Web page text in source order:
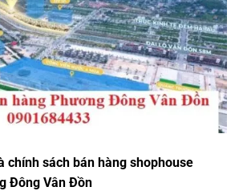
chính sách bán hàng shophouse
Đông Vân Đồn